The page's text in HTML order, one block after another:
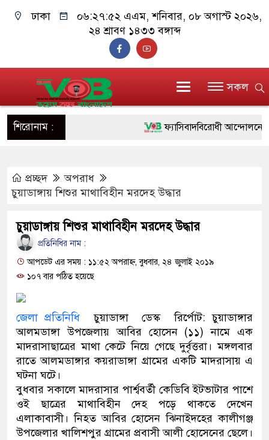
ঢাকা ০৬:২৭:৫৩ এএম, শনিবার, ০৮ অগাস্ট
২০২৬, ২৪ শ্রাবণ ১৪৩৩ বঙ্গাব্দ
সকল
শিরোনাম : ফ্যাসিবাদবিরোধী আন্দোলনে
উদ্ধার
মাদক কারবারি গ্রেফতার
২৮ লাখ টাকার জাল নোটসহ
যেকোনো সময় বেনজীরের
নেতৃত্ব ও গণতন্ত্রের মূর্তমান
প্রচ্ছদ
অপরাধ
চুয়াডাঙ্গায় শিশুর মাথাবিহীন মরদেহ উদ্ধার
চুয়াডাঙ্গায় শিশুর মাথাবিহীন মরদেহ উদ্ধার
প্রতিনিধির নাম :
আপডেট এর সময় : ১১:৫২ অপরাহ্ন, বুধবার, ২৪ জুলাই ২০১৯
১০৭ বার পঠিত হয়েছে
জেলা প্রতিনিধি
চুয়াডাঙ্গা ডেস্ক রির্পোট: চুয়াডাঙ্গার
আলমডাঙ্গা উপজেলায় আবির হোসেন (১১) নামে এক
মাদরাসাছাত্রের মাথা কেটে নিয়ে গেছে দুর্বৃত্তরা। মঙ্গলবার
রাতে আলমডাঙ্গার কয়রাডাঙ্গা গ্রামের একটি মাদরাসায় এ
ঘটনা ঘটে।
বুধবার সকালে মাদরাসার পার্শ্ববর্তী কেডিবি ইটভাটার পাশে
ওই ছাত্রের মাথাবিহীন দেহ পড়ে থাকতে দেখেন
এলাকাবাসী। নিহত আবির হোসেন ঝিনাইদহের কালীগঞ্জ
উপজেলার খালিশপুর গ্রামের প্রবাসী আলী হোসেনের ছেলে।